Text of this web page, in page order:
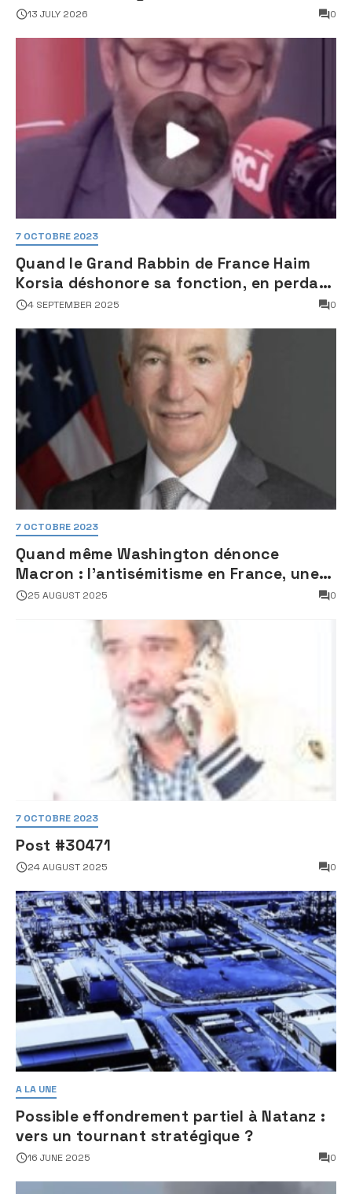
une activité jugée « inquiétante » sur
13 JULY 2026 0
7 OCTOBRE 2023
Quand le Grand Rabbin de France Haim
Korsia déshonore sa fonction, en perdant
son sang froid
4 SEPTEMBER 2025 0
7 OCTOBRE 2023
Quand même Washington dénonce
Macron : l’antisémitisme en France, une
faillite d’État
25 AUGUST 2025 0
7 OCTOBRE 2023
Post #30471
24 AUGUST 2025 0
A LA UNE
Possible effondrement partiel à Natanz :
vers un tournant stratégique ?
16 JUNE 2025 0